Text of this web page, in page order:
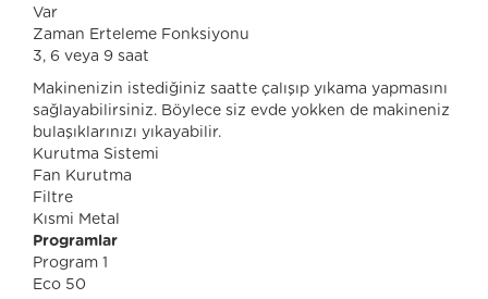
Var
Zaman Erteleme Fonksiyonu
3, 6 veya 9 saat
Makinenizin istediğiniz saatte çalışıp yıkama yapmasını
sağlayabilirsiniz. Böylece siz evde yokken de makineniz
bulaşıklarınızı yıkayabilir.
Kurutma Sistemi
Fan Kurutma
Filtre
Kısmi Metal
Programlar
Program 1
Eco 50